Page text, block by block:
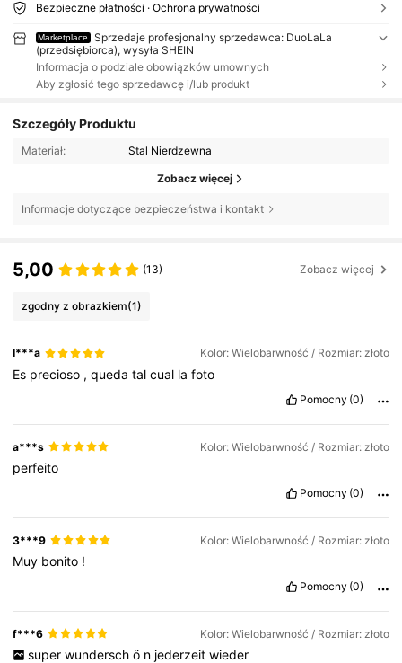
Bezpieczne płatności · Ochrona prywatności
Marketplace
Sprzedaje profesjonalny sprzedawca: DuoLaLa
(przedsiębiorca), wysyła SHEIN
Informacja o podziale obowiązków umownych
Aby zgłosić tego sprzedawcę i/lub produkt
Szczegóły Produktu
Materiał: Stal Nierdzewna
Zobacz więcej
Informacje dotyczące bezpieczeństwa i kontakt
5,00 (13) Zobacz więcej
zgodny z obrazkiem(1)
I***a Kolor: Wielobarwność / Rozmiar: złoto
Es precioso ,quedatalcual lafoto
Pomocny (0)
a***s Kolor: Wielobarwność / Rozmiar: złoto
perfeito
Pomocny (0)
3***9 Kolor: Wielobarwność / Rozmiar: złoto
Muy bonito !
Pomocny (0)
f***6 Kolor: Wielobarwność / Rozmiar: złoto
super wundersch ö n jederzeit wieder